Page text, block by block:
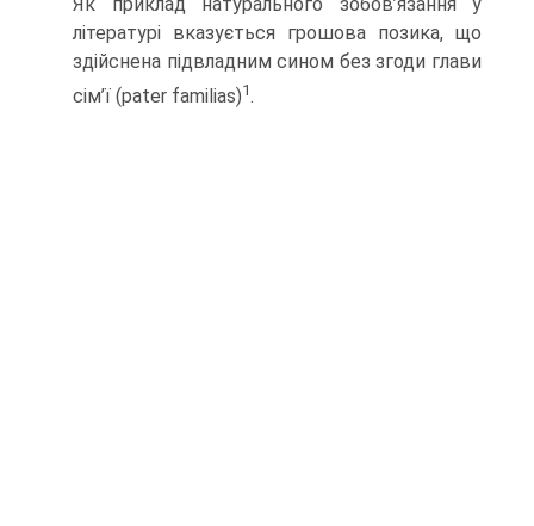
літературі вказується грошова позика, що
здійснена підвладним сином без згоди глави
сім’ї (pater familias)1.